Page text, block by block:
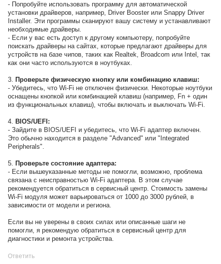
- Попробуйте использовать программу для автоматической
установки драйверов, например, Driver Booster или Snappy Driver
Installer. Эти программы сканируют вашу систему и устанавливают
необходимые драйверы.
- Если у вас есть доступ к другому компьютеру, попробуйте
поискать драйверы на сайтах, которые предлагают драйверы для
устройств на базе чипов, таких как Realtek, Broadcom или Intel, так
как они часто используются в ноутбуках.
3. Проверьте физическую кнопку или комбинацию клавиш:
- Убедитесь, что Wi-Fi не отключен физически. Некоторые ноутбуки
оснащены кнопкой или комбинацией клавиш (например, Fn + один
из функциональных клавиш), чтобы включать и выключать Wi-Fi.
4. BIOS/UEFI:
- Зайдите в BIOS/UEFI и убедитесь, что Wi-Fi адаптер включен.
Это обычно находится в разделе "Advanced" или "Integrated
Peripherals".
5. Проверьте состояние адаптера:
- Если вышеуказанные методы не помогли, возможно, проблема
связана с неисправностью Wi-Fi адаптера. В этом случае
рекомендуется обратиться в сервисный центр. Стоимость замены
Wi-Fi модуля может варьироваться от 1000 до 3000 рублей, в
зависимости от модели и региона.
Если вы не уверены в своих силах или описанные шаги не
помогли, я рекомендую обратиться в сервисный центр для
диагностики и ремонта устройства.
Ответить